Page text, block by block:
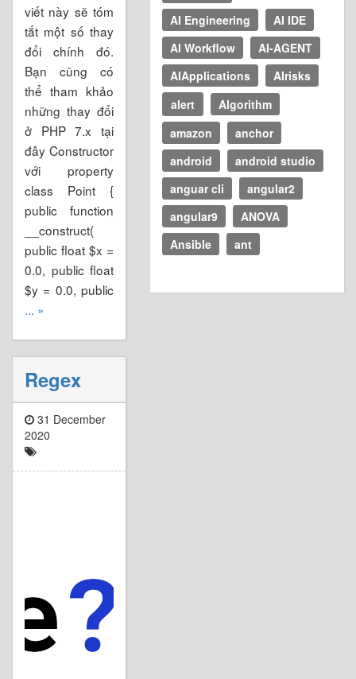
viết này sẽ tóm
tắt một số thay
đổi chính đó.
Bạn cũng có
thể tham khảo
những thay đổi
ở PHP 7.x tại
đây Constructor
với property
class Point {
public function
__construct(
public float $x =
0.0, public float
$y = 0.0, public
... »
Regex
31 December
2020
AI Engineering
AI IDE
AI Workflow
AI-AGENT
AIApplications
AIrisks
alert
Algorithm
amazon
anchor
android
android studio
anguar cli
angular2
angular9
ANOVA
Ansible
ant